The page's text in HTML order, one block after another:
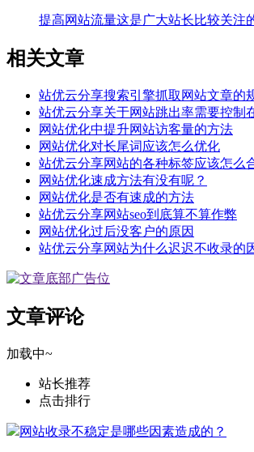
提高网站流量这是广大站长比较关注
相关文章
站优云分享搜索引擎抓取网站文章的
站优云分享关于网站跳出率需要控制
网站优化中提升网站访客量的方法
网站优化对长尾词应该怎么优化
站优云分享网站的各种标签应该怎么
网站优化速成方法有没有呢？
网站优化是否有速成的方法
站优云分享网站seo到底算不算作弊
网站优化过后没客户的原因
站优云分享网站为什么迟迟不收录的
文章评论
加载中~
站长推荐
点击排行
网站收录不稳定是哪些因素造成的？